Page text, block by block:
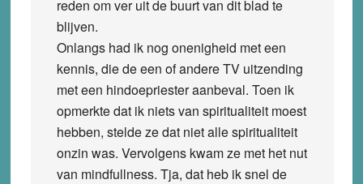
reden om ver uit de buurt van dit blad te
blijven.
Onlangs had ik nog onenigheid met een
kennis, die de een of andere TV uitzending
met een hindoepriester aanbeval. Toen ik
opmerkte dat ik niets van spiritualiteit moest
hebben, stelde ze dat niet alle spiritualiteit
onzin was. Vervolgens kwam ze met het nut
van mindfullness. Tja, dat heb ik snel de